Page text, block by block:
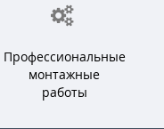
Профессиональные
монтажные
работы